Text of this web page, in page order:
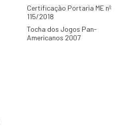
Certificação Portaria ME nº
115/2018
Tocha dos Jogos Pan-
Americanos 2007